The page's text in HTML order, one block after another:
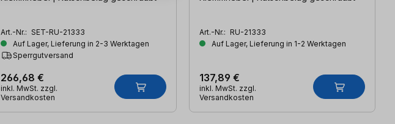
Art.-Nr.: SET-RU-21333
Auf Lager, Lieferung in 2-3 Werktagen
Sperrgutversand
266,68 €
inkl. MwSt. zzgl.
Versandkosten
Art.-Nr.: RU-21333
Auf Lager, Lieferung in 1-2 Werktagen
137,89 €
inkl. MwSt. zzgl.
Versandkosten